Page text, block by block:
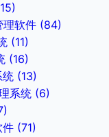
理软件 (84)
(11)
(16)
统 (13)
系统 (6)
件 (71)